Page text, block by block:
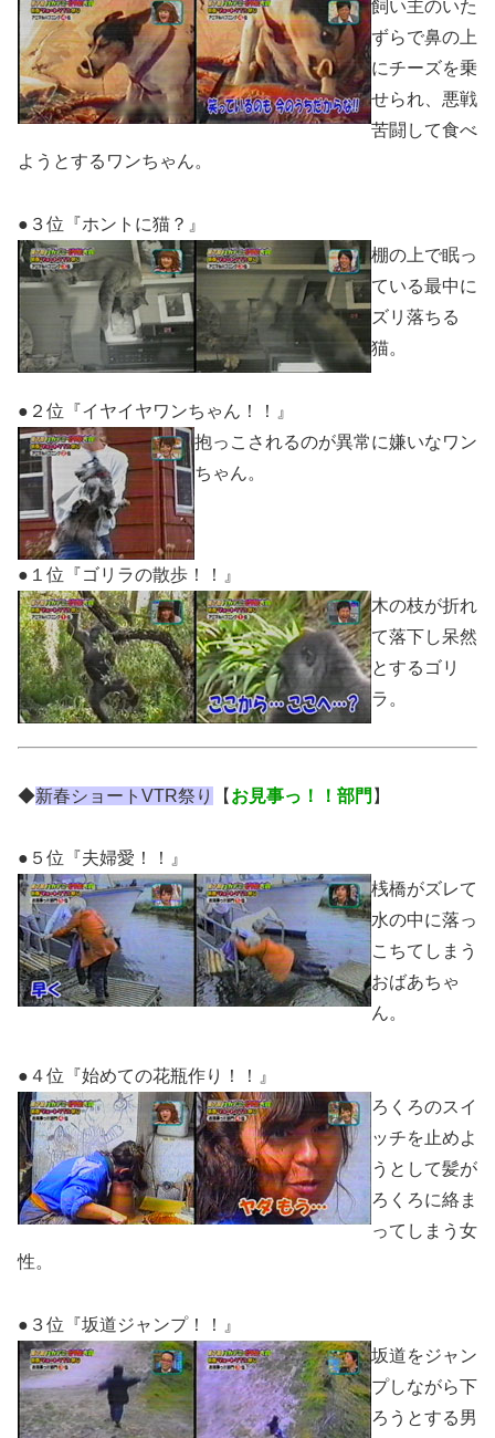
飼い主のいた
ずらで鼻の上
にチーズを乗
せられ、悪戦
苦闘して食べ
ようとするワンちゃん。
●３位『ホントに猫？』
棚の上で眠っ
ている最中に
ズリ落ちる
猫。
●２位『イヤイヤワンちゃん！！』
抱っこされるのが異常に嫌いなワン
ちゃん。
●１位『ゴリラの散歩！！』
木の枝が折れ
て落下し呆然
とするゴリ
ラ。
◆新春ショートVTR祭り 【 お見事っ！！部門 】
●５位『夫婦愛！！』
桟橋がズレて
水の中に落っ
こちてしまう
おばあちゃ
ん。
●４位『始めての花瓶作り！！』
ろくろのスイ
ッチを止めよ
うとして髪が
ろくろに絡ま
ってしまう女
性。
●３位『坂道ジャンプ！！』
坂道をジャン
プしながら下
ろうとする男